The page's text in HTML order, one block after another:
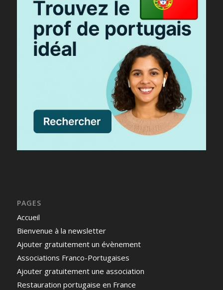
PAGES
Accueil
Bienvenue à la newsletter
Ajouter gratuitement un évènement
Associations Franco-Portugaises
Ajouter gratuitement une association
Restauration portugaise en France